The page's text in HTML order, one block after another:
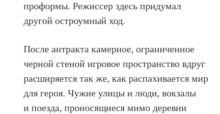
проформы. Режиссер здесь придумал
другой остроумный ход.
После антракта камерное, ограниченное
черной стеной игровое пространство вдруг
расширяется так же, как распахивается мир
для героя. Чужие улицы и люди, вокзалы
и поезда, проносящиеся мимо деревни